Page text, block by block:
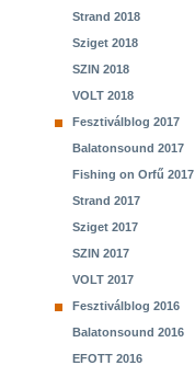
Strand 2018
Sziget 2018
SZIN 2018
VOLT 2018
Fesztiválblog 2017
Balatonsound 2017
Fishing on Orfű 2017
Strand 2017
Sziget 2017
SZIN 2017
VOLT 2017
Fesztiválblog 2016
Balatonsound 2016
EFOTT 2016